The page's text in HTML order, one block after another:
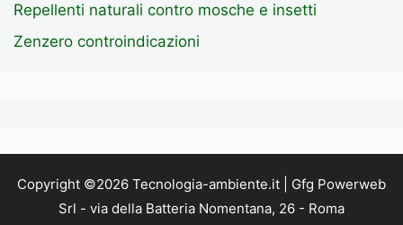
Repellenti naturali contro mosche e insetti
Zenzero controindicazioni
Copyright ©2026 Tecnologia-ambiente.it | Gfg Powerweb
Srl - via della Batteria Nomentana, 26 - Roma